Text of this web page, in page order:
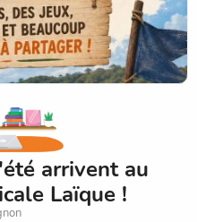
arrivent au
Laïque !